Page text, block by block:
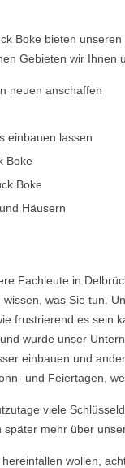
Boke bieten
Gebieten wir
neuen anschaffen
einbauen lassen
Boke
Boke
Häusern
Fachleute in
was Sie tun.
frustrierend es sein
wurde unser
einbauen und
und Feiertagen,
viele
mehr über
wollen,